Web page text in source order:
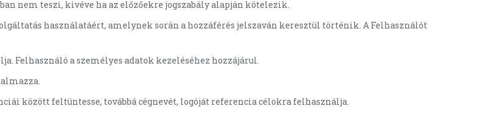
nem teszi, kivéve ha az előzőekre jogszabály alapján kötelezik.
használatáért, amelynek során a hozzáférés jelszaván keresztül történik. A Felhasználót
Felhasználó a személyes adatok kezeléséhez hozzájárul.
között feltüntesse, továbbá cégnevét, logóját referencia célokra felhasználja.